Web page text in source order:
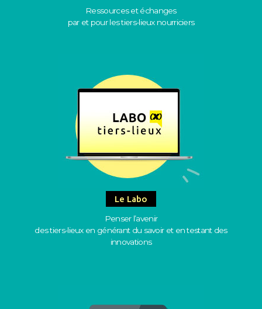
Ressources et échanges
par et pour les tiers-lieux nourriciers
Le Labo
Penser l’avenir
des tiers-lieux en générant du savoir et en testant des
innovations